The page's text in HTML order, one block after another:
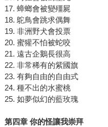
17. 蟑螂會被變殭屍
18. 鴕鳥會跳求偶舞
19. 非洲野犬會投票
20. 蜜獾不怕被蛇咬
21. 遠古企鵝長很高
22. 非常稀有的紫國旗
23. 有夠自由的自由式
24. 種不出的水蜜桃
25. 如夢似幻的藍玫瑰
第四章 你的怪讓我崇拜